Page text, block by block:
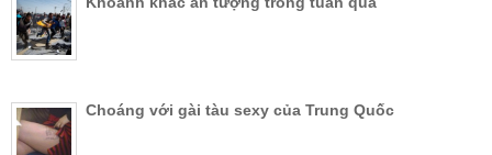
Choáng với gài tàu sexy của Trung Quốc